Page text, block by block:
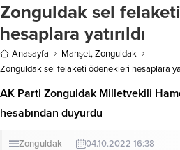
Zonguldak sel
hesaplara yatırıldı
Anasayfa Manşet,Zonguldak
Zonguldak sel felaketi ödenekleri hesaplara
AK Parti Zonguldak Milletvekili
hesabından duyurdu
Zonguldak 04.10.2022 16:38